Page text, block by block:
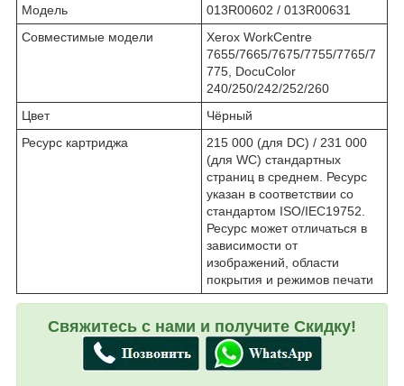
Модель
013R00602 / 013R00631
Совместимые модели
Xerox WorkCentre
7655/7665/7675/7755/7765/7
775, DocuColor
240/250/242/252/260
Цвет
Чёрный
Ресурс картриджа
215 000 (для DC) / 231 000
(для WC) стандартных
страниц в среднем. Ресурс
указан в соответствии со
стандартом ISO/IEC19752.
Ресурс может отличаться в
зависимости от
изображений, области
покрытия и режимов печати
Свяжитесь с нами и получите Скидку!